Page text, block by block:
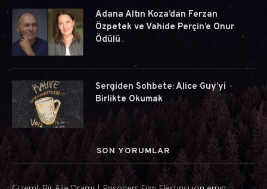
Adana Altın Koza’dan Ferzan
Özpetek ve Vahide Perçin’e Onur
Ödülü
Sergiden Sohbete: Alice Guy’yi
Birlikte Okumak
SON YORUMLAR